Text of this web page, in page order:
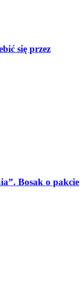
się przez
Bosak o pakcie